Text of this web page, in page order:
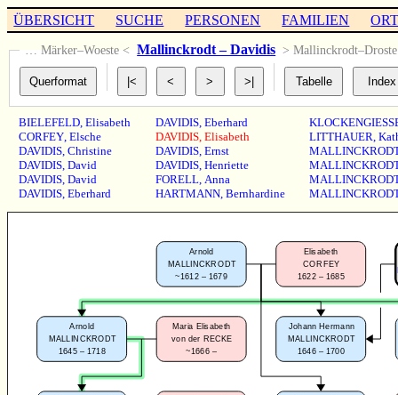
ÜBERSICHT SUCHE PERSONEN FAMILIEN
… Märker–Woeste < Mallinckrodt – Davidis >
BIELEFELD,Elisabeth
CORFEY,Elsche
DAVIDIS,Christine
DAVIDIS,David
DAVIDIS,David
DAVIDIS,Eberhard
DAVIDIS, Eberhard
DAVIDIS, Elisabeth
DAVIDIS, Ernst
DAVIDIS, Henriette
FORELL, Anna
HARTMANN, Bernhardine
LITTHAUER,
Arnold
MALLINCKRODT
~1612 – 1679
Elisabeth
CORFEY
1622 – 1685
Arnold
MALLINCKRODT
1645 – 1718
Maria Elisabeth
von der RECKE
~1666 –
Johann Hermann
MALLINCKRODT
1646 – 1700